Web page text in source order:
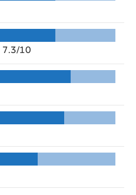
7.3/10